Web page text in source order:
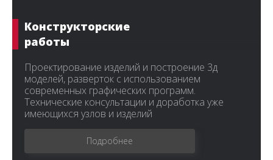
Конструкторские
работы
Проектирование изделий и построение 3д
моделей, разверток с использованием
современных графических программ.
Технические консультации и доработка уже
имеющихся узлов и изделий
Подробнее